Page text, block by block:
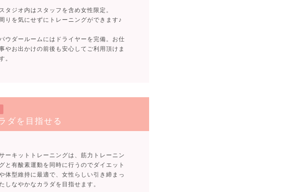
スタジオ内はスタッフを含め女性限定。
周りを気にせずにトレーニングができます♪
パウダールームにはドライヤーを完備。お仕
やお出かけの前後も安心してご利用頂けま
。
ダを目指せる
ーキットトレーニングは、筋力トレーニン
グと有酸素運動を同時に行うのでダイエット
体型維持に最適で、女性らしい引き締まっ
たしなやかなカラダを目指せます。